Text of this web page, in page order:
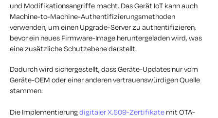
und Modifikationsangriffe macht. Das Gerät IoT kann auch
Machine-to-Machine-Authentifizierungsmethoden
verwenden, um einen Upgrade-Server zu authentifizieren,
bevor ein neues Firmware-Image heruntergeladen wird, was
eine zusätzliche Schutzebene darstellt.
Dadurch wird sichergestellt, dass Geräte-Updates nur vom
Geräte-OEM oder einer anderen vertrauenswürdigen Quelle
stammen.
Die Implementierungdigitaler X.509-Zertifikate mit OTA-